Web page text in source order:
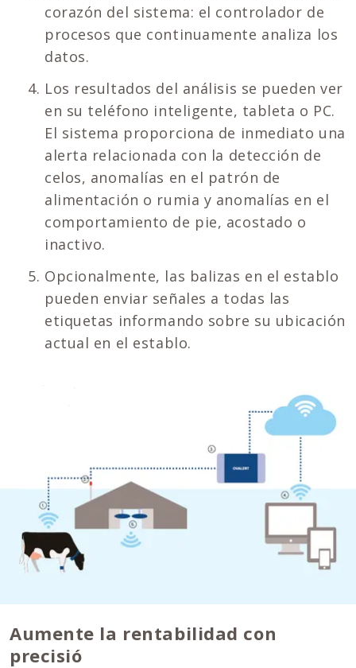
corazón del sistema: el controlador de
procesos que continuamente analiza los
datos.
Los resultados del análisis se pueden ver
en su teléfono inteligente, tableta o PC.
El sistema proporciona de inmediato una
alerta relacionada con la detección de
celos, anomalías en el patrón de
alimentación o rumia y anomalías en el
comportamiento de pie, acostado o
inactivo.
Opcionalmente, las balizas en el establo
pueden enviar señales a todas las
etiquetas informando sobre su ubicación
actual en el establo.
Aumente la rentabilidad con
precisió